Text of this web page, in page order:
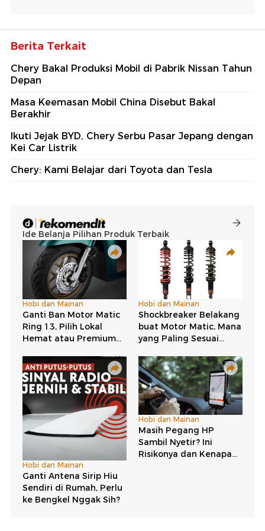
Berita Terkait
Chery Bakal Produksi Mobil di Pabrik Nissan Tahun
Depan
Masa Keemasan Mobil China Disebut Bakal
Berakhir
Ikuti Jejak BYD, Chery Serbu Pasar Jepang dengan
Kei Car Listrik
Chery: Kami Belajar dari Toyota dan Tesla